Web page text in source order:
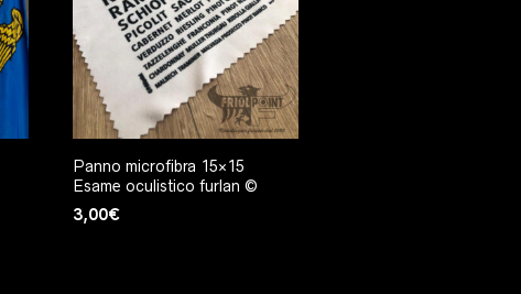
Panno microfibra 15×15
Esame oculistico furlan ©
3,00€